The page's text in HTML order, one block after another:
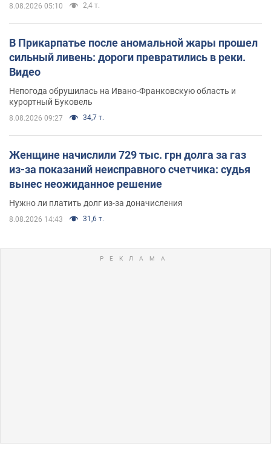
8.08.2026 05:10 2,4 т.
В Прикарпатье после аномальной жары прошел
сильный ливень: дороги превратились в реки.
Видео
Непогода обрушилась на Ивано-Франковскую область и
курортный Буковель
8.08.2026 09:27 34,7 т.
Женщине начислили 729 тыс. грн долга за газ
из-за показаний неисправного счетчика: судья
вынес неожиданное решение
Нужно ли платить долг из-за доначисления
8.08.2026 14:43 31,6 т.